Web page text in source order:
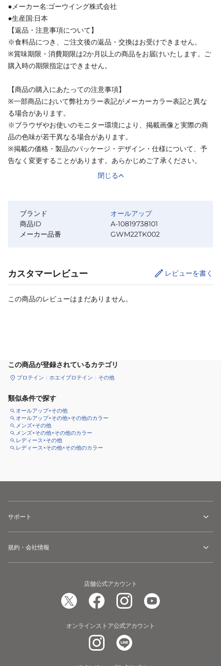
●メーカー名:ゴーウイング株式会社
●生産国:日本
【返品・注意事項について】
※食料品につき、ご注文後の返品・交換はお受けできません。
※賞味期限・消費期限は2か月以上の商品をお届けいたします。ご
購入時の期限指定はできません。
【商品の購入にあたっての注意事項】
※一部商品において弊社カラー表記がメーカーカラー表記と異な
る場合があります。
※ブラウザやお使いのモニター環境により、掲載画像と実際の商
品の色味が若干異なる場合があります。
※掲載の価格・製品のパッケージ・デザイン・仕様について、予
告なく変更することがあります。あらかじめご了承ください。
閉じる
ブランド
オールアップ
商品ID
A-10819738101
メーカー品番
GWM22TK002
カスタマーレビュー レビューを書く
この商品のレビューはまだありません。
この商品が登録されているカテゴリ
プロテイン ホエイプロテイン その他
類似条件で探す
オールアップ×その他
オールアップ×その他×その他のカラー
メンズ×その他
メンズ×その他×その他のカラー
レディース×その他
レディース×その他×その他のカラー
サポート
規約・会社情報
店舗公式アカウント
オンラインストア公式アカウント